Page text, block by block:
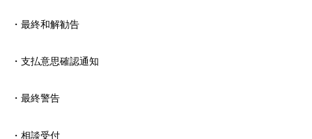
・最終和解勧告
・支払意思確認通知
・最終警告
・相談受付